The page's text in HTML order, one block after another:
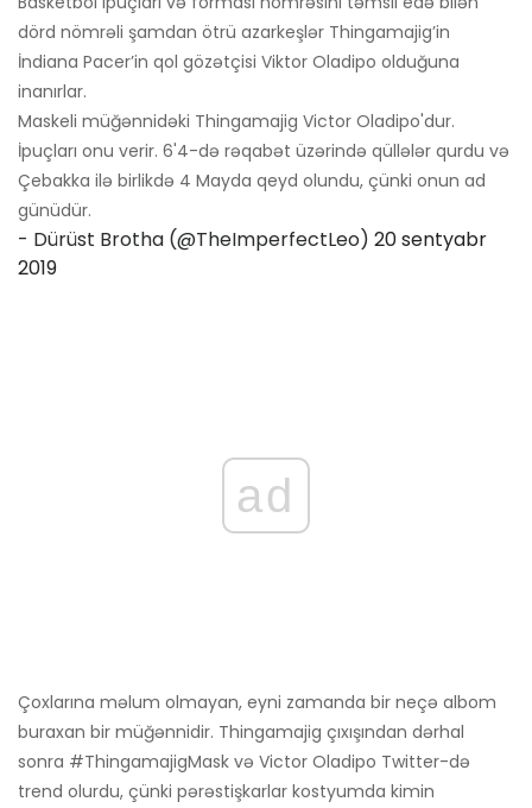
dörd nömrəli şamdan ötrü azarkeşlər Thingamajig’in
İndiana Pacer’in qol gözətçisi Viktor Oladipo olduğuna
inanırlar.
Maskeli müğənnidəki Thingamajig Victor Oladipo'dur.
İpuçları onu verir. 6'4-də rəqabət üzərində qüllələr qurdu və
Çebakka ilə birlikdə 4 Mayda qeyd olundu, çünki onun ad
günüdür.
- Dürüst Brotha (@TheImperfectLeo) 20 sentyabr
2019
ad
Çoxlarına məlum olmayan, eyni zamanda bir neçə albom
buraxan bir müğənnidir. Thingamajig çıxışından dərhal
sonra #ThingamajigMask və Victor Oladipo Twitter-də
trend olurdu, çünki pərəstişkarlar kostyumda kimin